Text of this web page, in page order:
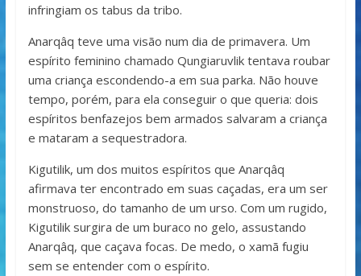
infringiam os tabus da tribo.
Anarqâq teve uma visão num dia de primavera. Um
espírito feminino chamado Qungiaruvlik tentava roubar
uma criança escondendo-a em sua parka. Não houve
tempo, porém, para ela conseguir o que queria: dois
espíritos benfazejos bem armados salvaram a criança
e mataram a sequestradora.
Kigutilik, um dos muitos espíritos que Anarqâq
afirmava ter encontrado em suas caçadas, era um ser
monstruoso, do tamanho de um urso. Com um rugido,
Kigutilik surgira de um buraco no gelo, assustando
Anarqâq, que caçava focas. De medo, o xamã fugiu
sem se entender com o espírito.